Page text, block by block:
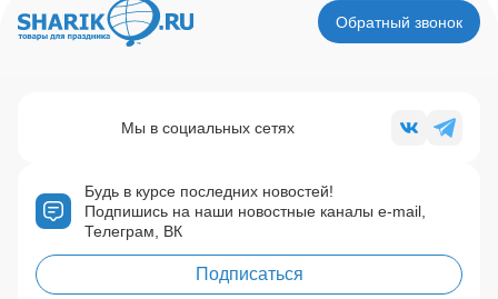
Обратный звонок
Будь в курсе последних новостей!
Подпишись на наши новостные каналы e-mail,
Телеграм, ВК
Подписаться
Мы в социальных сетях